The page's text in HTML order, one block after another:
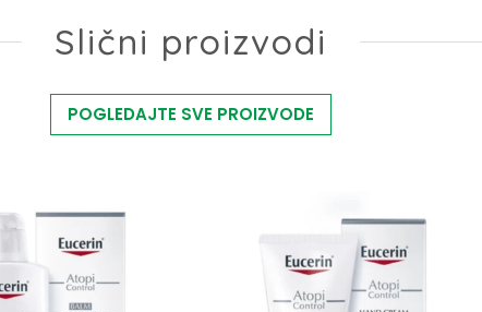
Slični proizvodi
POGLEDAJTE SVE PROIZVODE